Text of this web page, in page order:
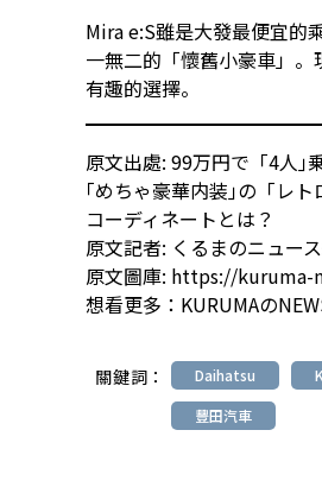
Mira e:S雖是大發最便宜的
一無二的「懷舊小豪車」
有趣的選擇。
原文出處: 99万円で「4人｣
｢めちゃ豪華内装｣の「レ
コーディネートとは？
原文記者: くるまのニュー
原文圖庫: https://kuruma-
想看更多： KURUMAの
關鍵詞： Daihatsu
豐田汽車